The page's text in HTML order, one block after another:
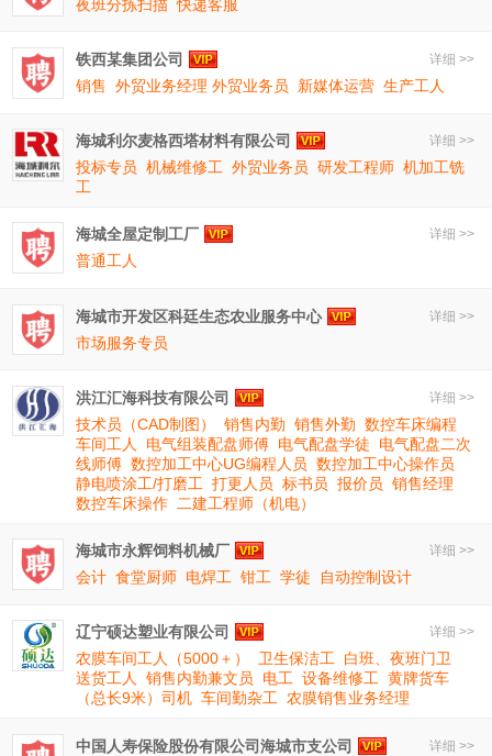
夜班分拣扫描 快递客服
详细 >>
铁西某集团公司
销售 外贸业务经理 外贸业务员 新媒体运营 生产工人
详细 >>
海城利尔麦格西塔材料有限公司
投标专员 机械维修工 外贸业务员 研发工程师 机加工铣
工
详细 >>
海城全屋定制工厂
普通工人
详细 >>
海城市开发区科廷生态农业服务中心
市场服务专员
详细 >>
洪江汇海科技有限公司
技术员（CAD制图）
销售内勤 销售外勤 数控车床编程
车间工人
电气组装配盘师傅 电气配盘学徒
电气配盘二次
线师傅 数控加工中心UG编程人员 数控加工中心操作员
静电喷涂工/打磨工 打更人员 标书员 报价员 销售经理
数控车床操作
二建工程师（机电）
详细 >>
海城市永辉饲料机械厂
会计 食堂厨师 电焊工 钳工 学徒 自动控制设计
详细 >>
辽宁硕达塑业有限公司
农膜车间工人（5000＋）
卫生保洁工 白班、夜班门卫
送货工人
销售内勤兼文员 电工 设备维修工 黄牌货车
（总长9米）司机 车间勤杂工 农膜销售业务经理
详细 >>
中国人寿保险股份有限公司海城市支公司